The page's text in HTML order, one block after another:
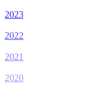
2023
2022
2021
2020